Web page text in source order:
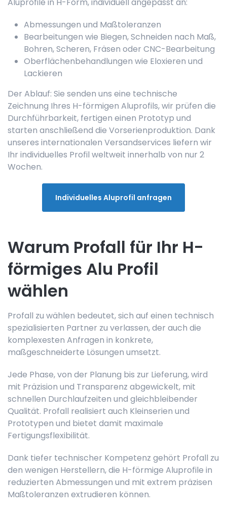
Abmessungen und Maßtoleranzen
Bearbeitungen wie Biegen, Schneiden nach Maß,
Bohren, Scheren, Fräsen oder CNC-Bearbeitung
Oberflächenbehandlungen wie Eloxieren und
Lackieren
Der Ablauf: Sie senden uns eine technische
Zeichnung Ihres H-förmigen Aluprofils, wir prüfen die
Durchführbarkeit, fertigen einen Prototyp und
starten anschließend die Vorserienproduktion. Dank
unseres internationalen Versandservices liefern wir
Ihr individuelles Profil weltweit innerhalb von nur 2
Wochen.
Individuelles Aluprofil anfragen
Warum Profall für Ihr H-
förmiges Alu Profil
wählen
Profall zu wählen bedeutet, sich auf einen technisch
spezialisierten Partner zu verlassen, der auch die
komplexesten Anfragen in konkrete,
maßgeschneiderte Lösungen umsetzt.
Jede Phase, von der Planung bis zur Lieferung, wird
mit Präzision und Transparenz abgewickelt, mit
schnellen Durchlaufzeiten und gleichbleibender
Qualität. Profall realisiert auch Kleinserien und
Prototypen und bietet damit maximale
Fertigungsflexibilität.
Dank tiefer technischer Kompetenz gehört Profall zu
den wenigen Herstellern, die H-förmige Aluprofile in
reduzierten Abmessungen und mit extrem präzisen
Maßtoleranzen extrudieren können.